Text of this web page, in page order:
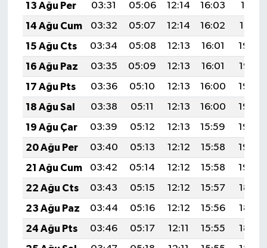
13 Ağu Per
03:31 05:06 12:14 16:03
19:11
14 Ağu Cum
03:32 05:07 12:14 16:02
19:10
15 Ağu Cts
03:34 05:08 12:13 16:01
19:09
16 Ağu Paz
03:35 05:09 12:13 16:01
19:07
17 Ağu Pts
03:36 05:10 12:13 16:00
19:06
18 Ağu Sal
03:38 05:11 12:13 16:00
19:05
19 Ağu Çar
03:39 05:12 12:13 15:59
19:03
20 Ağu Per
03:40 05:13 12:12 15:58
19:02
21 Ağu Cum
03:42 05:14 12:12 15:58
19:00
22 Ağu Cts
03:43 05:15 12:12 15:57
18:59
23 Ağu Paz
03:44 05:16 12:12 15:56
18:57
24 Ağu Pts
03:46 05:17 12:11 15:55
18:56